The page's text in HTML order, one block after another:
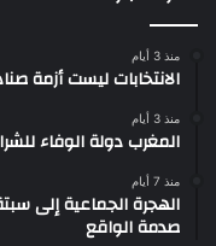
منذ 3 أيام
الانتخابات ليست أزمة
منذ 3 أيام
المغرب دولة الوفاء
منذ 7 أيام
الهجرة الجماعية إلى
صدمة الواقع